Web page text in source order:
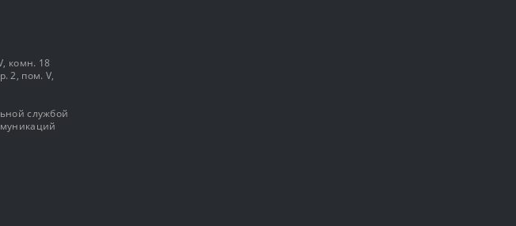
комн. 18
2, пом. V,
службой